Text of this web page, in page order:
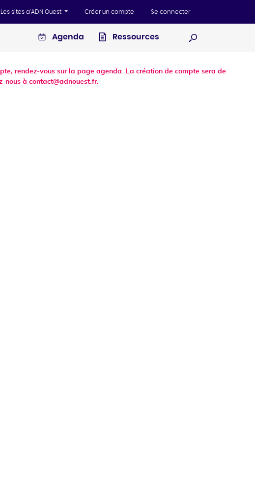
Les sites d'ADN Ouest Créer un compte Se connecter
Agenda
Ressources
rendez-vous sur la page agenda. La création de compte sera de
nous à contact@adnouest.fr.